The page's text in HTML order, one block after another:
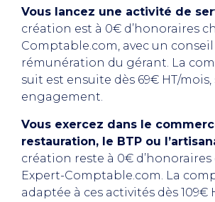
Vous lancez une activité de
création est à 0€ d’honoraires
Comptable.com, avec un conseil
rémunération du gérant. La
suit est ensuite dès 69€ HT/mois,
engagement.
Vous exercez dans le
restauration, le BTP ou
création reste à 0€ d’honoraires
Expert-Comptable.com. La
adaptée à ces activités dès 109€